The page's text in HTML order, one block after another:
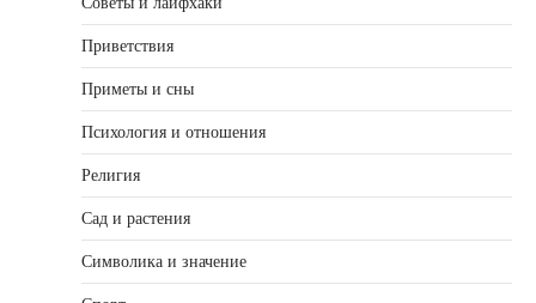
Приветствия
Приметы и сны
Психология и отношения
Религия
Сад и растения
Символика и значение